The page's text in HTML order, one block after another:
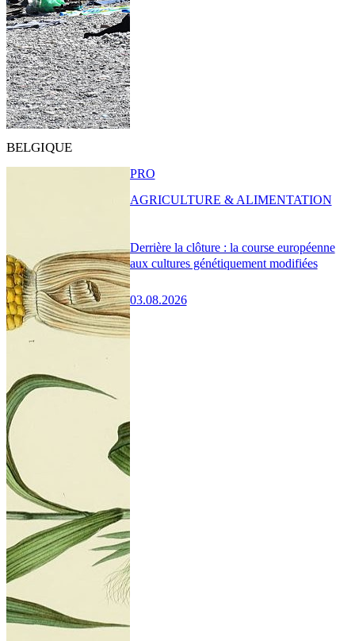
BELGIQUE
Derrière la clôture : la course européenne
aux cultures génétiquement modifiées
03.08.2026
PRO
AGRICULTURE & ALIMENTATION